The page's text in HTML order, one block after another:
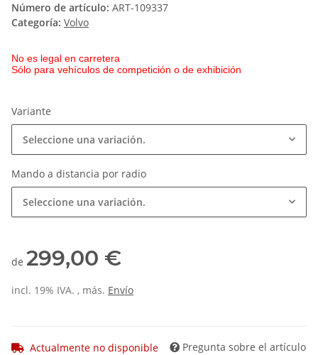
Número de artículo: ART-109337
Categoría: Volvo
No es legal en carretera
Sólo para vehículos de competición o de exhibición
Variante
Seleccione una variación.
Mando a distancia por radio
Seleccione una variación.
de 299,00 €
incl. 19% IVA. , más. Envío
Actualmente no disponible Pregunta sobre el artículo